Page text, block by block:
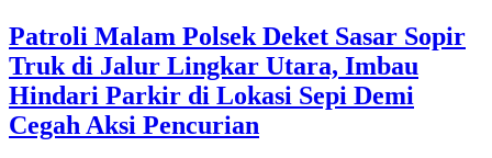
Patroli Malam Polsek Deket Sasar Sopir
Truk di Jalur Lingkar Utara, Imbau
Hindari Parkir di Lokasi Sepi Demi
Cegah Aksi Pencurian